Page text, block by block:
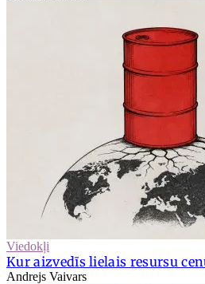
Viedokļi
Kur aizvedīs lielais resursu
Andrejs Vaivars